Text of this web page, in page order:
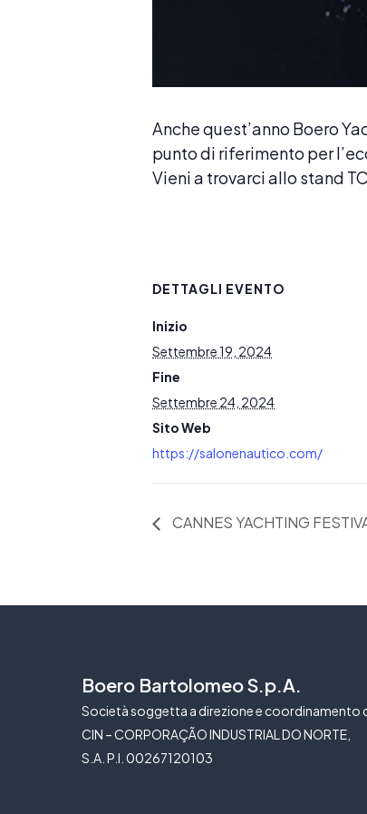
Anche quest’anno Boero
punto di riferimento per
Vieni a trovarci allo stand
DETTAGLI EVENTO
Inizio
Settembre 19, 2024
Fine
Settembre 24, 2024
Sito Web
https://salonenautico.com/
CANNES YACHTING
Boero Bartolomeo S.p.A.
Società soggetta a direzione e coordinamento
CIN – CORPORAÇÃO INDUSTRIAL DO NORTE,
S.A. P.I. 00267120103